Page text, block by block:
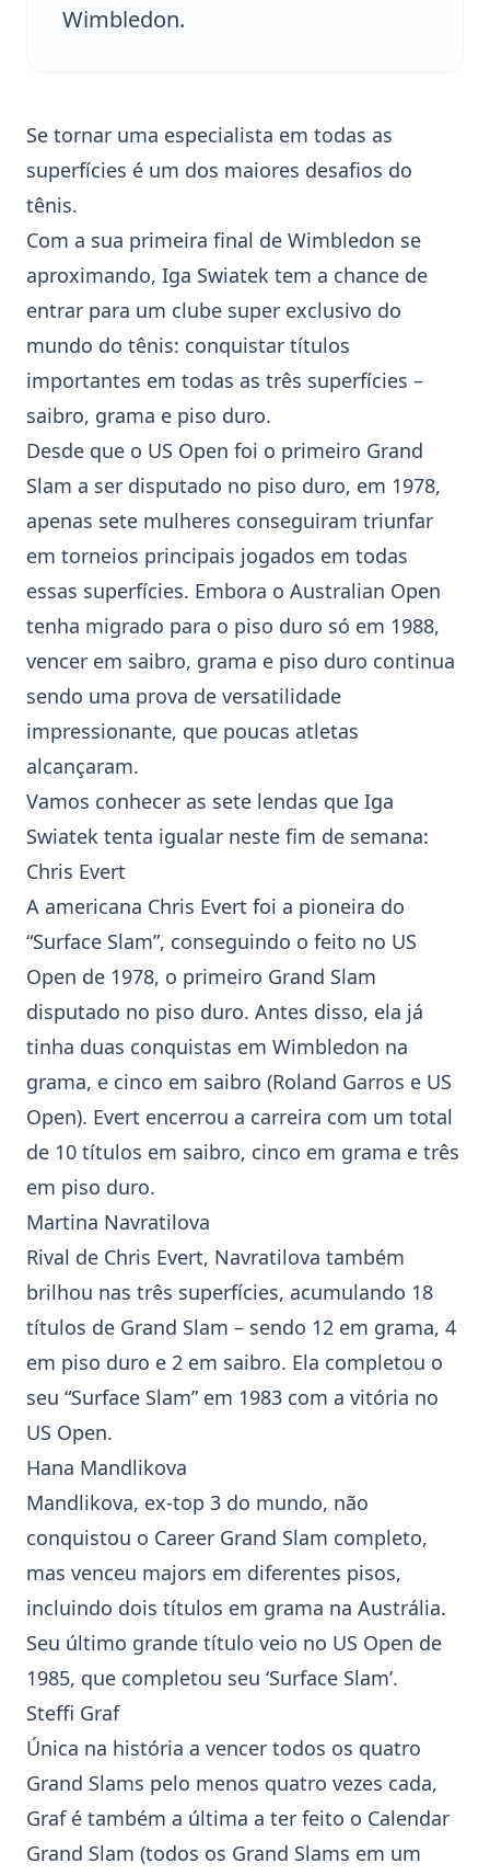
Wimbledon.
Se tornar uma especialista em todas as
superfícies é um dos maiores desafios do
tênis.
Com a sua primeira final de Wimbledon se
aproximando, Iga Swiatek tem a chance de
entrar para um clube super exclusivo do
mundo do tênis: conquistar títulos
importantes em todas as três superfícies –
saibro, grama e piso duro.
Desde que o US Open foi o primeiro Grand
Slam a ser disputado no piso duro, em 1978,
apenas sete mulheres conseguiram triunfar
em torneios principais jogados em todas
essas superfícies. Embora o Australian Open
tenha migrado para o piso duro só em 1988,
vencer em saibro, grama e piso duro continua
sendo uma prova de versatilidade
impressionante, que poucas atletas
alcançaram.
Vamos conhecer as sete lendas que Iga
Swiatek tenta igualar neste fim de semana:
Chris Evert
A americana Chris Evert foi a pioneira do
“Surface Slam”, conseguindo o feito no US
Open de 1978, o primeiro Grand Slam
disputado no piso duro. Antes disso, ela já
tinha duas conquistas em Wimbledon na
grama, e cinco em saibro (Roland Garros e US
Open). Evert encerrou a carreira com um total
de 10 títulos em saibro, cinco em grama e três
em piso duro.
Martina Navratilova
Rival de Chris Evert, Navratilova também
brilhou nas três superfícies, acumulando 18
títulos de Grand Slam – sendo 12 em grama, 4
em piso duro e 2 em saibro. Ela completou o
seu “Surface Slam” em 1983 com a vitória no
US Open.
Hana Mandlikova
Mandlikova, ex-top 3 do mundo, não
conquistou o Career Grand Slam completo,
mas venceu majors em diferentes pisos,
incluindo dois títulos em grama na Austrália.
Seu último grande título veio no US Open de
1985, que completou seu ‘Surface Slam’.
Steffi Graf
Única na história a vencer todos os quatro
Grand Slams pelo menos quatro vezes cada,
Graf é também a última a ter feito o Calendar
Grand Slam (todos os Grand Slams em um